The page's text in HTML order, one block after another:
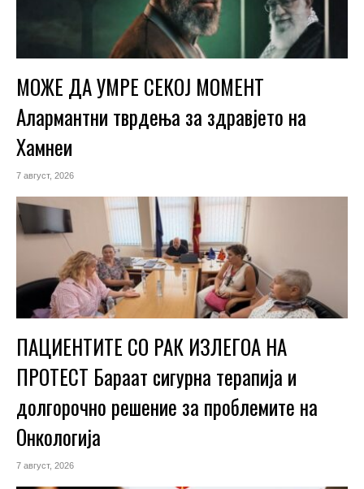
МОЖЕ ДА УМРЕ СЕКОЈ МОМЕНТ
Алармантни тврдења за здравјето на
Хамнеи
7 август, 2026
ПАЦИЕНТИТЕ СО РАК ИЗЛЕГОА НА
ПРОТЕСТ Бараат сигурна терапија и
долгорочно решение за проблемите на
Онкологија
7 август, 2026